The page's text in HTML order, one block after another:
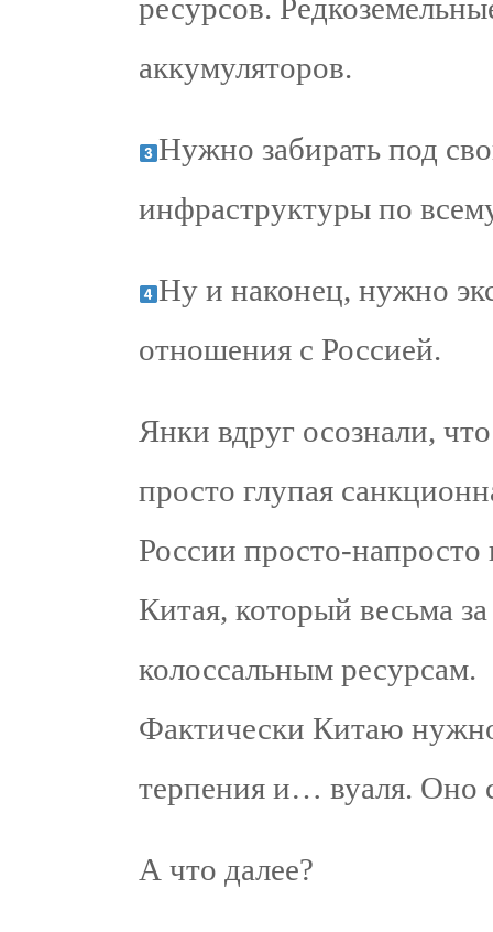
ресурсов.
аккумуляторов.
Нужно забирать под
инфраструктуры по
Ну и наконец, нужно
отношения с Россией.
Янки вдруг осознали,
просто глупая
России просто-
Китая, который весьма
колоссальным ресурсам.
Фактически Китаю
терпения и… вуаля. Оно
А что далее?